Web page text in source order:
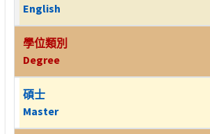
English
學位類別
Degree
碩士
Master